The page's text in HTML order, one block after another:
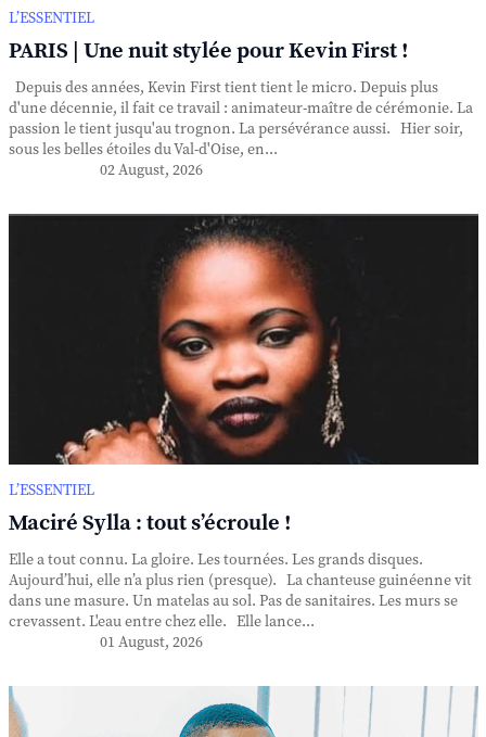
L’ESSENTIEL
PARIS | Une nuit stylée pour Kevin First !
Depuis des années, Kevin First tient tient le micro. Depuis plus
d'une décennie, il fait ce travail : animateur-maître de cérémonie. La
passion le tient jusqu'au trognon. La persévérance aussi. Hier soir,
sous les belles étoiles du Val-d'Oise, en...
02 August, 2026
L’ESSENTIEL
Maciré Sylla : tout s’écroule !
Elle a tout connu. La gloire. Les tournées. Les grands disques.
Aujourd’hui, elle n’a plus rien (presque). La chanteuse guinéenne vit
dans une masure. Un matelas au sol. Pas de sanitaires. Les murs se
crevassent. L'eau entre chez elle. Elle lance...
01 August, 2026